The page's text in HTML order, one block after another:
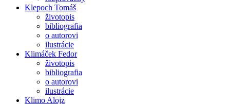
Klepoch Tomáš
životopis
bibliografia
o autorovi
ilustrácie
Klimáček Fedor
životopis
bibliografia
o autorovi
ilustrácie
Klimo Alojz